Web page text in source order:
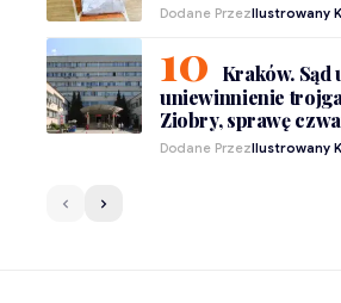
Dodane PrzezIlustrowany
Kraków. Sąd
uniewinnienie
Ziobry, sprawę
Dodane PrzezIlustrowany